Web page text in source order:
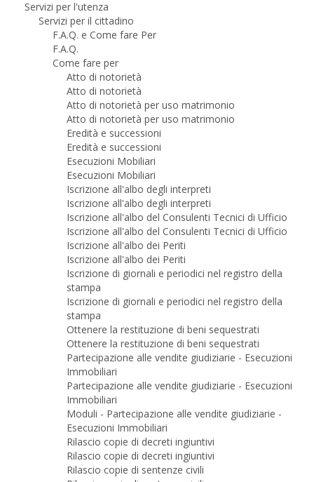
Servizi per l'utenza
Servizi per il cittadino
F.A.Q. e Come fare Per
F.A.Q.
Come fare per
Atto di notorietà
Atto di notorietà
Atto di notorietà per uso matrimonio
Atto di notorietà per uso matrimonio
Eredità e successioni
Eredità e successioni
Esecuzioni Mobiliari
Esecuzioni Mobiliari
Iscrizione all'albo degli interpreti
Iscrizione all'albo degli interpreti
Iscrizione all'albo del Consulenti Tecnici di Ufficio
Iscrizione all'albo del Consulenti Tecnici di Ufficio
Iscrizione all'albo dei Periti
Iscrizione all'albo dei Periti
Iscrizione di giornali e periodici nel registro della
stampa
Iscrizione di giornali e periodici nel registro della
stampa
Ottenere la restituzione di beni sequestrati
Ottenere la restituzione di beni sequestrati
Partecipazione alle vendite giudiziarie - Esecuzioni
Immobiliari
Partecipazione alle vendite giudiziarie - Esecuzioni
Immobiliari
Moduli - Partecipazione alle vendite giudiziarie -
Esecuzioni Immobiliari
Rilascio copie di decreti ingiuntivi
Rilascio copie di decreti ingiuntivi
Rilascio copie di sentenze civili